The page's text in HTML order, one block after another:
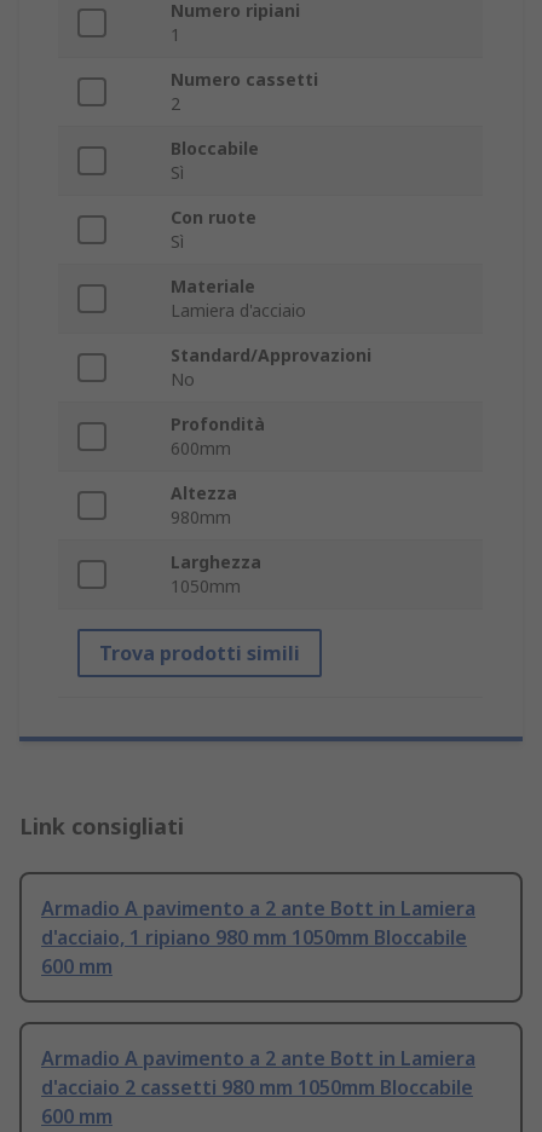
Numero ripiani
1
Numero cassetti
2
Bloccabile
Sì
Con ruote
Sì
Materiale
Lamiera d'acciaio
Standard/Approvazioni
No
Profondità
600mm
Altezza
980mm
Larghezza
1050mm
Trova prodotti simili
Link consigliati
Armadio A pavimento a 2 ante Bott in Lamiera
d'acciaio, 1 ripiano 980 mm 1050mm Bloccabile
600 mm
Armadio A pavimento a 2 ante Bott in Lamiera
d'acciaio 2 cassetti 980 mm 1050mm Bloccabile
600 mm